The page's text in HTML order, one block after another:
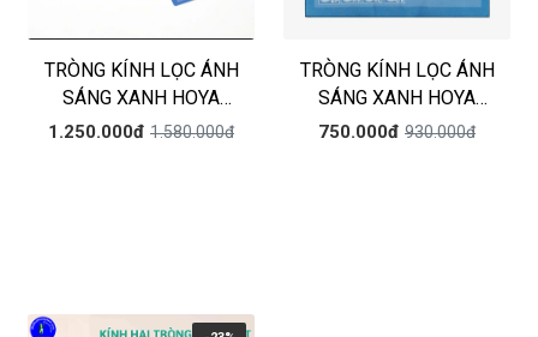
TRÒNG KÍNH LỌC ÁNH
SÁNG XANH HOYA
STELLIFY BLUE
1.250.000đ 1.580.000đ
TRÒNG KÍNH LỌC ÁNH
SÁNG XANH HOYA
STELLIFY BLUE
750.000đ 930.000đ